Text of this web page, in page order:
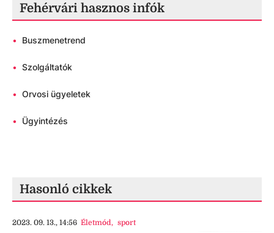
Fehérvári hasznos infók
• Buszmenetrend
• Szolgáltatók
• Orvosi ügyeletek
• Ügyintézés
Hasonló cikkek
2023. 09. 13., 14:56 Életmód, sport